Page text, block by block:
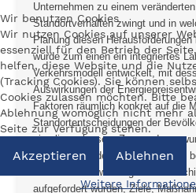
Unternehmen zu einem
Standortverhalten zwingt und in
Planung diesen
wurde zum einen ein integriertes
Verkehrsmodell entwickelt, mit
Auswirkungen der
Faktoren räumlich konkret auf die
Standortentscheidungen der
simulieren lassen. Zum anderen
entwickelt, in dessen Rahmen die
Politik und Verwaltung der
aufgefordert wurden, Ziele,
Wir benutzen Cookies
Wir nutzen Cookies auf unserer
essenziell für den Betrieb der
helfen, diese Website und die
(Tracking Cookies). Sie können
Cookies zulassen möchten. Bitte
Ablehnung womöglich nicht mehr
Seite zur Verfügung stehen.
Akzeptieren Ablehnen
Weitere